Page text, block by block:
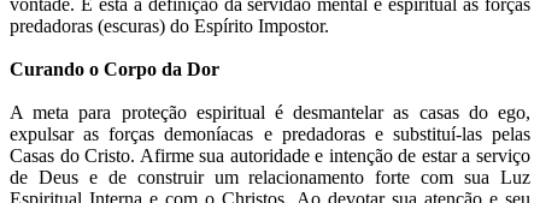
predadoras (escuras) do Espírito Impostor.
Curando o Corpo da Dor
A meta para proteção espiritual é desmantelar as casas do ego,
expulsar as forças demoníacas e predadoras e substituí-las pelas
Casas do Cristo. Afirme sua autoridade e intenção de estar a serviço
de Deus e de construir um relacionamento forte com sua Luz
Espiritual Interna e com o Christos. Ao devotar sua atenção e seu